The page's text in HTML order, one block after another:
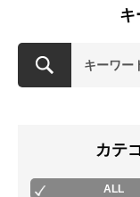
キ
カテ
ALL